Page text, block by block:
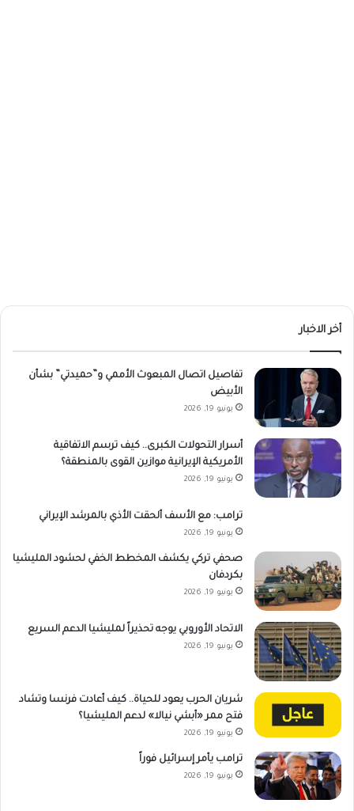
أخر الاخبار
تفاصيل اتصال المبعوث الأممي و”حميدتي” بشأن
الأبيض
يونيو 19, 2026
أسرار التحولات الكبرى.. كيف ترسم الاتفاقية
الأمريكية الإيرانية موازين القوى بالمنطقة؟
يونيو 19, 2026
ترامب: مع الأسف ألحقت الأذي بالمرشد الإيراني
يونيو 19, 2026
صحفي تركي يكشف المخطط الخفي لحشود المليشيا
بكردفان
يونيو 19, 2026
الاتحاد الأوروبي يوجه تحذيراً لمليشيا الدعم السريع
يونيو 19, 2026
شريان الحرب يعود للحياة.. كيف أعادت فرنسا وتشاد
فتح ممر «أبشي نيالا» لدعم المليشيا؟
يونيو 19, 2026
ترامب يأمر إسرائيل فوراً
يونيو 19, 2026